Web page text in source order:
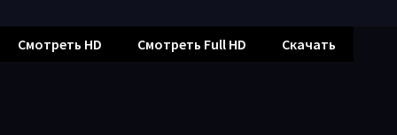
Смотреть HD Смотреть Full HD Скачать